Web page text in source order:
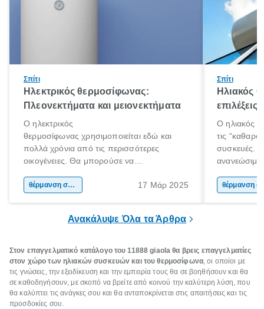
Σπίτι
Ηλεκτρικός θερμοσίφωνας:
Πλεονεκτήματα και μειονεκτήματα
Ο ηλεκτρικός
θερμοσίφωνας χρησιμοποιείται εδώ και
πολλά χρόνια από τις περισσότερες
οικογένειες. Θα μπορούσε να
θέρμανσης νερού αλλά σίγουρα είναι η
θέρμανση σπιτιού 17 Μάρ 2025
Σπίτι
Ηλιακός
επιλέξεις
Ο ηλιακός
τις
συσκευές.
ανανεώσιμη
για την
Ανακάλυψε Όλα τα Άρθρα
Στον επαγγελματικό κατάλογο του 11888 giaola θα βρεις επαγγελματίες
στον χώρο των ηλιακών συσκευών και του θερμοσίφωνα, οι οποίοι με
τις γνώσεις, την εξειδίκευση και την εμπειρία τους θα σε βοηθήσουν και θα
σε καθοδηγήσουν, με σκοπό να βρείτε από κοινού την καλύτερη λύση, που
θα καλύπτει τις ανάγκες σου και θα ανταποκρίνεται στις απαιτήσεις και τις
προσδοκίες σου.